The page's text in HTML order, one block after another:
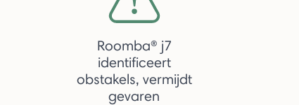
Roomba® j7
identificeert
obstakels, vermijdt
gevaren